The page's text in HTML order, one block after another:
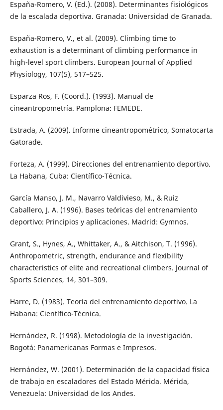
España-Romero, V. (Ed.). (2008). Determinantes fisiológicos
de la escalada deportiva. Granada: Universidad de Granada.
España-Romero, V., et al. (2009). Climbing time to
exhaustion is a determinant of climbing performance in
high-level sport climbers. European Journal of Applied
Physiology, 107(5), 517–525.
Esparza Ros, F. (Coord.). (1993). Manual de
cineantropometría. Pamplona: FEMEDE.
Estrada, A. (2009). Informe cineantropométrico, Somatocarta
Gatorade.
Forteza, A. (1999). Direcciones del entrenamiento deportivo.
La Habana, Cuba: Científico-Técnica.
García Manso, J. M., Navarro Valdivieso, M., & Ruiz
Caballero, J. A. (1996). Bases teóricas del entrenamiento
deportivo: Principios y aplicaciones. Madrid: Gymnos.
Grant, S., Hynes, A., Whittaker, A., & Aitchison, T. (1996).
Anthropometric, strength, endurance and flexibility
characteristics of elite and recreational climbers. Journal of
Sports Sciences, 14, 301–309.
Harre, D. (1983). Teoría del entrenamiento deportivo. La
Habana: Científico-Técnica.
Hernández, R. (1998). Metodología de la investigación.
Bogotá: Panamericanas Formas e Impresos.
Hernández, W. (2001). Determinación de la capacidad física
de trabajo en escaladores del Estado Mérida. Mérida,
Venezuela: Universidad de los Andes.